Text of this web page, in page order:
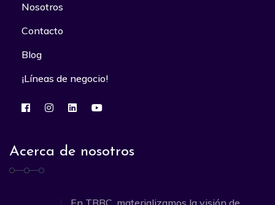
Nosotros
Contacto
Blog
¡Líneas de negocio!
Acerca de nosotros
En TBBC, materializamos la visión de